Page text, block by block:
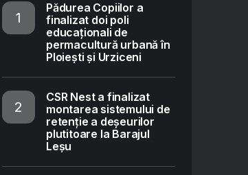
Pădurea Copiilor a
finalizat doi poli
educaționali de
permacultură urbană în
Ploiești și Urziceni
CSR Nest a finalizat
montarea sistemului de
retenție a deșeurilor
plutitoare la Barajul
Leșu